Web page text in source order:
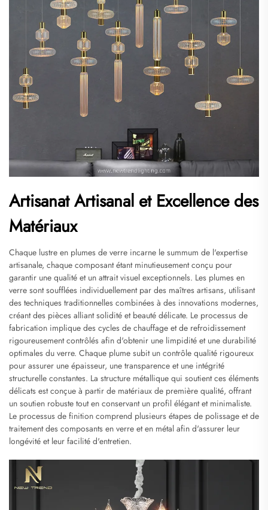
Artisanat Artisanal et Excellence des
Matériaux
Chaque lustre en plumes de verre incarne le summum de l'expertise
artisanale, chaque composant étant minutieusement conçu pour
garantir une qualité et un attrait visuel exceptionnels. Les plumes en
verre sont soufflées individuellement par des maîtres artisans, utilisant
des techniques traditionnelles combinées à des innovations modernes,
créant des pièces alliant solidité et beauté délicate. Le processus de
fabrication implique des cycles de chauffage et de refroidissement
rigoureusement contrôlés afin d'obtenir une limpidité et une durabilité
optimales du verre. Chaque plume subit un contrôle qualité rigoureux
pour assurer une épaisseur, une transparence et une intégrité
structurelle constantes. La structure métallique qui soutient ces éléments
délicats est conçue à partir de matériaux de première qualité, offrant
un soutien robuste tout en conservant un profil élégant et minimaliste.
Le processus de finition comprend plusieurs étapes de polissage et de
traitement des composants en verre et en métal afin d'assurer leur
longévité et leur facilité d'entretien.